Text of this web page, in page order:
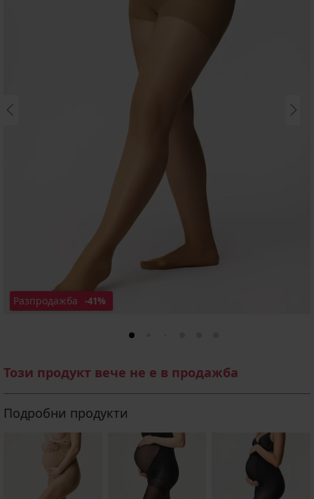
Разпродажба -41%
Този продукт вече не е в продажба
Подробни продукти